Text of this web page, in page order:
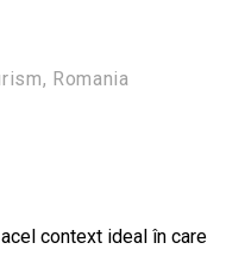
Romania
context ideal în care